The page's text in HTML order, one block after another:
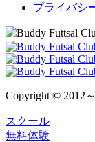
プライバシ
Copyright © 2012
スクール
無料体験